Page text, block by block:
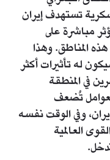
تستهدف إيران
مباشرة على
المناطق. وهذا
له تأثيرات أكثر
في المنطقة
تُضعف
وفي الوقت نفسه
العالمية